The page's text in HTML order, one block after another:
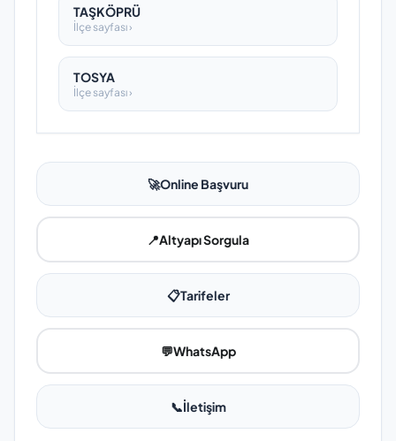
TAŞKÖPRÜ
İlçe sayfası ›
TOSYA
İlçe sayfası ›
🚀Online Başvuru
📍Altyapı Sorgula
📋Tarifeler
💬WhatsApp
📞İletişim